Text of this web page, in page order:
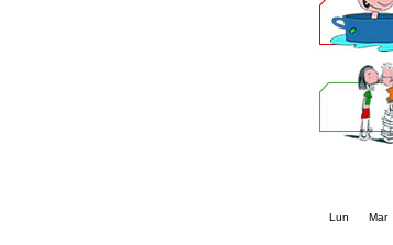
Lun Mar